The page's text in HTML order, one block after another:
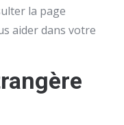
la page
aider dans votre